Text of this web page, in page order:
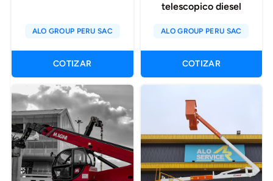
ALO GROUP PERU SAC
COTIZAR
telescopico diesel
ALO GROUP PERU SAC
COTIZAR